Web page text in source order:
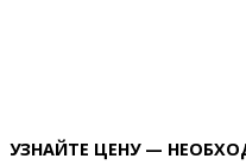
УЗНАЙТЕ ЦЕНУ —